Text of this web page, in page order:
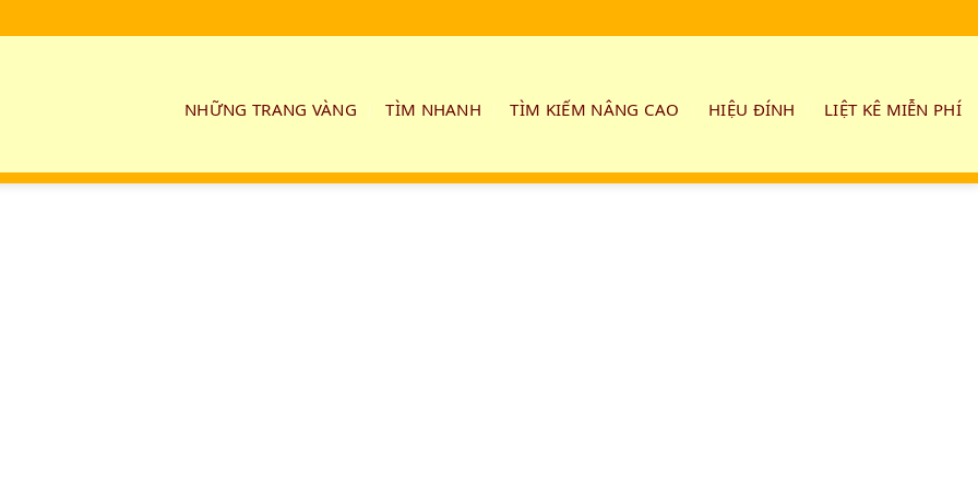
NHỮNG TRANG VÀNG TÌM NHANH TÌM KIẾM NÂNG CAO HIỆU ĐÍNH LIỆT KÊ MIỄN PHÍ